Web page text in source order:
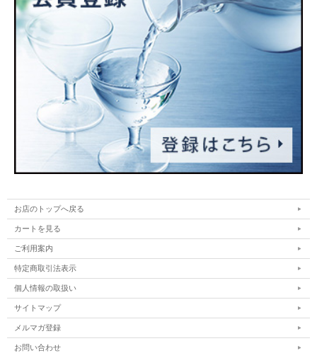
お店のトップへ戻る
カートを見る
ご利用案内
特定商取引法表示
個人情報の取扱い
サイトマップ
メルマガ登録
お問い合わせ